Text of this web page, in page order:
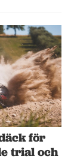
för
trial och